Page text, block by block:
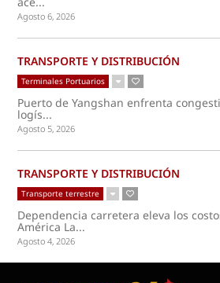
Agosto 6, 2026
TRANSPORTE Y DISTRIBUCIÓN
Terminales Portuarios
Puerto de Yangshan enfrenta
logís...
Agosto 5, 2026
TRANSPORTE Y DISTRIBUCIÓN
Transporte terrestre
Dependencia carretera eleva los
América La...
Agosto 4, 2026